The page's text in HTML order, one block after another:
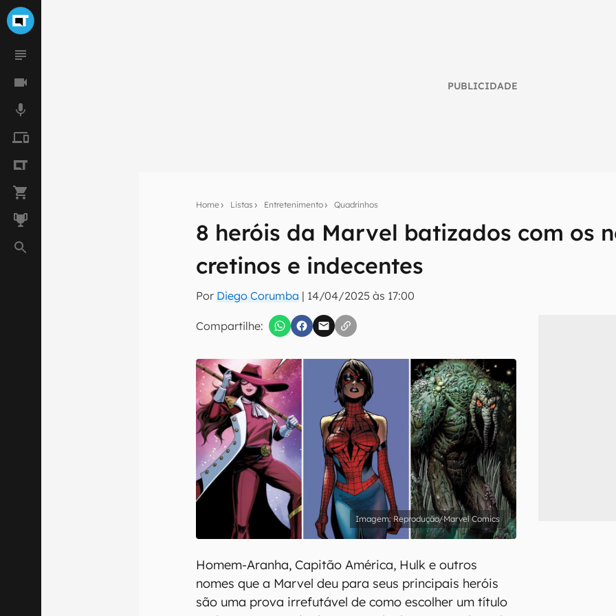
PUBLICIDADE
Home Listas Entretenimento Quadrinhos
8 heróis da Marvel batizados com os
cretinos e indecentes
Por Diego Corumba | 14/04/2025 às 17:00
Compartilhe:
Assine a newsletter do Canaltech e receba notícias e reviews sobre tecnologia
inscreva-se
Confirmo que li, aceito e concordo com os Termos de Uso e Política de Privacidade do
Reprodução/Marvel Comics
Homem-Aranha, Capitão América, Hulk e outros
nomes que a Marvel deu para seus principais heróis
são uma prova irrefutável de como escolher um título